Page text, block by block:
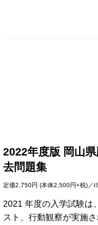
2022年度版 岡山
去問題集
定価2,750円 (本体2,500円+税)／
2021 年度の入学試験は
スト、行動観察が実施